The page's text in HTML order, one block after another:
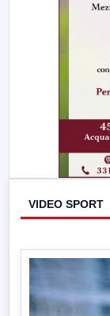
VIDEO SPORT